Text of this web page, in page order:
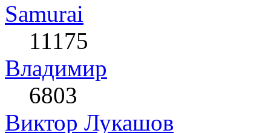
Samurai
11175
Влaдимир
6803
Виктор Лукашов